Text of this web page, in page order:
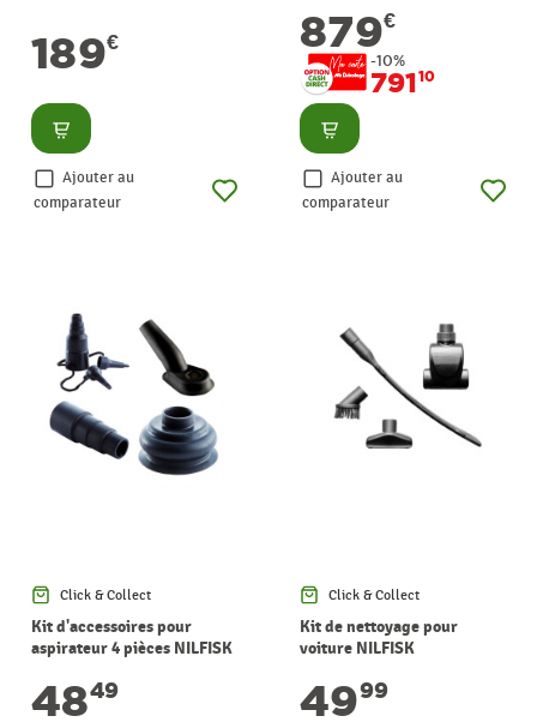
189€
Consulter
Ajouter au
comparateur
879€
-10%
79110
Consulter
Ajouter au
comparateur
Click & Collect
Kit d'accessoires pour
aspirateur 4 pièces NILFISK
4849
Click & Collect
Kit de nettoyage pour
voiture NILFISK
4999